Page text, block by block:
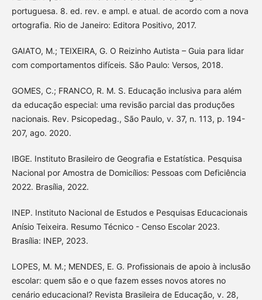
portuguesa. 8. ed. rev. e ampl. e atual. de acordo com a nova
ortografia. Rio de Janeiro: Editora Positivo, 2017.
GAIATO, M.; TEIXEIRA, G. O Reizinho Autista – Guia para lidar
com comportamentos difíceis. São Paulo: Versos, 2018.
GOMES, C.; FRANCO, R. M. S. Educação inclusiva para além
da educação especial: uma revisão parcial das produções
nacionais. Rev. Psicopedag., São Paulo, v. 37, n. 113, p. 194-
207, ago. 2020.
IBGE. Instituto Brasileiro de Geografia e Estatística. Pesquisa
Nacional por Amostra de Domicílios: Pessoas com Deficiência
2022. Brasília, 2022.
INEP. Instituto Nacional de Estudos e Pesquisas Educacionais
Anísio Teixeira. Resumo Técnico - Censo Escolar 2023.
Brasília: INEP, 2023.
LOPES, M. M.; MENDES, E. G. Profissionais de apoio à inclusão
escolar: quem são e o que fazem esses novos atores no
cenário educacional? Revista Brasileira de Educação, v. 28,